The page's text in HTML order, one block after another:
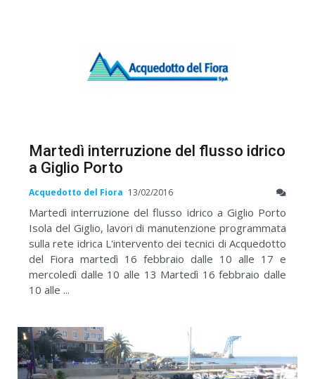
Martedì interruzione del flusso idrico
a Giglio Porto
Acquedotto del Fiora 13/02/2016
Martedì interruzione del flusso idrico a Giglio Porto
Isola del Giglio, lavori di manutenzione programmata
sulla rete idrica L'intervento dei tecnici di Acquedotto
del Fiora martedì 16 febbraio dalle 10 alle 17 e
mercoledì dalle 10 alle 13 Martedì 16 febbraio dalle
10 alle ...